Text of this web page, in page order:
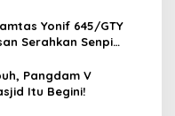
Yonif 645/GTY
Serahkan Senpi
Pangdam V
Itu Begini!